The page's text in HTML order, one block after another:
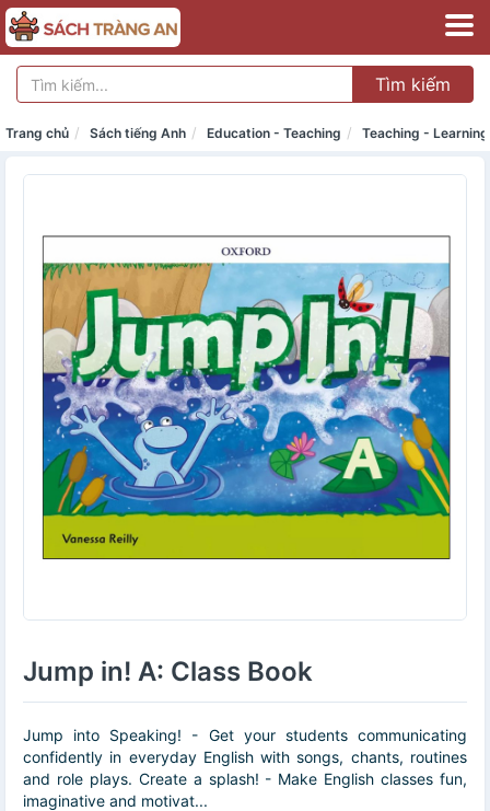
Tìm kiếm
Trang chủ Sách tiếng Anh Education - Teaching Teaching - Learning
Jump in! A: Class Book
Jump into Speaking! - Get your students communicating
confidently in everyday English with songs, chants, routines
and role plays. Create a splash! - Make English classes fun,
imaginative and motivat...